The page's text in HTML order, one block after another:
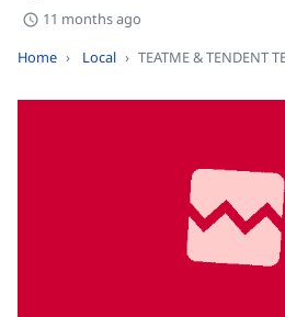
11 months ago
Home
Local TEATME & TENDENT